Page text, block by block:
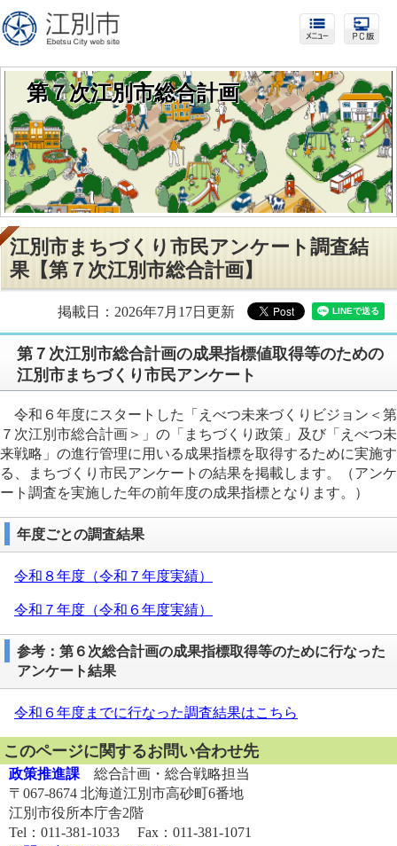
第７次江別市総合計画
江別市まちづくり市民アンケート調査結
果【第７次江別市総合計画】
掲載日：2026年7月17日更新
第７次江別市総合計画の成果指標値取得等のための
江別市まちづくり市民アンケート
令和６年度にスタートした「えべつ未来づくりビジョン＜第
７次江別市総合計画＞」の「まちづくり政策」及び「えべつ未
来戦略」の進行管理に用いる成果指標を取得するために実施す
る、まちづくり市民アンケートの結果を掲載します。（アンケ
ート調査を実施した年の前年度の成果指標となります。）
年度ごとの調査結果
令和８年度（令和７年度実績）
令和７年度（令和６年度実績）
参考：第６次総合計画の成果指標取得等のために行なった
アンケート結果
令和６年度までに行なった調査結果はこちら
このページに関するお問い合わせ先
政策推進課総合計画・総合戦略担当
〒067-8674 北海道江別市高砂町6番地
江別市役所本庁舎2階
Tel：011-381-1033 Fax：011-381-1071